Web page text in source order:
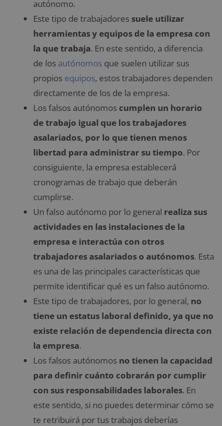
autónomo.
Este tipo de trabajadores suele utilizar
herramientas y equipos de la empresa con
la que trabaja. En este sentido, a diferencia
de los autónomos que suelen utilizar sus
propios equipos, estos trabajadores dependen
directamente de los de la empresa.
Los falsos autónomos cumplen un horario
de trabajo igual que los trabajadores
asalariados, por lo que tienen menos
libertad para administrar su tiempo. Por
consiguiente, la empresa establecerá
cronogramas de trabajo que deberán
cumplirse.
Un falso autónomo por lo general realiza sus
actividades en las instalaciones de la
empresa e interactúa con otros
trabajadores asalariados o autónomos. Esta
es una de las principales características que
permite identificar qué es un falso autónomo.
Este tipo de trabajadores, por lo general, no
tiene un estatus laboral definido, ya que no
existe relación de dependencia directa con
la empresa.
Los falsos autónomos no tienen la capacidad
para definir cuánto cobrarán por cumplir
con sus responsabilidades laborales. En
este sentido, si no puedes determinar cómo se
te retribuirá por tus trabajos deberías